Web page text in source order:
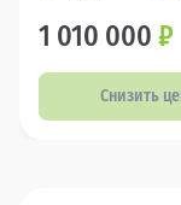
1 010 000 ₽
Снизить